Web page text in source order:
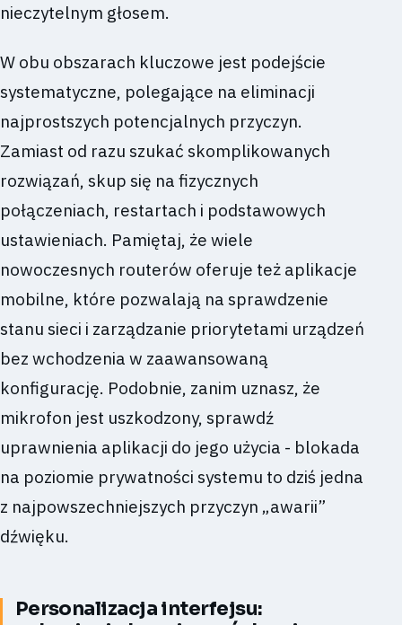
nieczytelnym głosem.
W obu obszarach kluczowe jest podejście
systematyczne, polegające na eliminacji
najprostszych potencjalnych przyczyn.
Zamiast od razu szukać skomplikowanych
rozwiązań, skup się na fizycznych
połączeniach, restartach i podstawowych
ustawieniach. Pamiętaj, że wiele
nowoczesnych routerów oferuje też aplikacje
mobilne, które pozwalają na sprawdzenie
stanu sieci i zarządzanie priorytetami urządzeń
bez wchodzenia w zaawansowaną
konfigurację. Podobnie, zanim uznasz, że
mikrofon jest uszkodzony, sprawdź
uprawnienia aplikacji do jego użycia - blokada
na poziomie prywatności systemu to dziś jedna
z najpowszechniejszych przyczyn „awarii”
dźwięku.
Personalizacja interfejsu: